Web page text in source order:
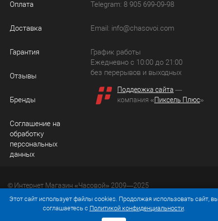
Оплата
Доставка
Гарантия
Отзывы
Бренды
Соглашение на
обработку
персональных
данных
Telegram: 8 905 699-09-98
Email: info@chasovoi.com
График работы
Ежедневно с 10:00 до 21:00
без перерывов и выходных
Поддержка сайта —
компания «Пиксель Плюс»
© Интернет Магазин «Часовой» 2009—2025
Юридический адрес: 214036 Россия, г. Смоленск, ул.
Рыленкова, д. 61а, кв. 24.
Этот сайт использует файлы cookies. Продолжая использовать сайт,
соглашаетесь с Политикой конфиденциальности.